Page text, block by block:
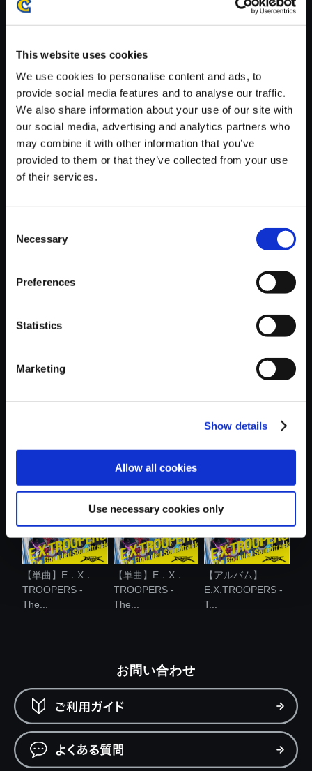
This website uses cookies
We use cookies to personalise content and ads, to
provide social media features and to analyse our traffic.
We also share information about your use of our site with
our social media, advertising and analytics partners who
may combine it with other information that you’ve
provided to them or that they’ve collected from your use
of their services.
Selection
Necessary
Preferences
Statistics
Marketing
Show details
Allow all cookies
Use necessary cookies only
が安定しているWifi環境でお試しください。
【単曲】E．X．TROOPERS - T
he Bounded Soundtrack Mech
a Battle
150円
The...
The...
【単曲】E．X．
The...
【単曲】E．X．
TROOPERS -
The...
【単曲】E．X．
TROOPERS -
The...
【アルバム】
E.X.TROOPERS -
T...
お問い合わせ